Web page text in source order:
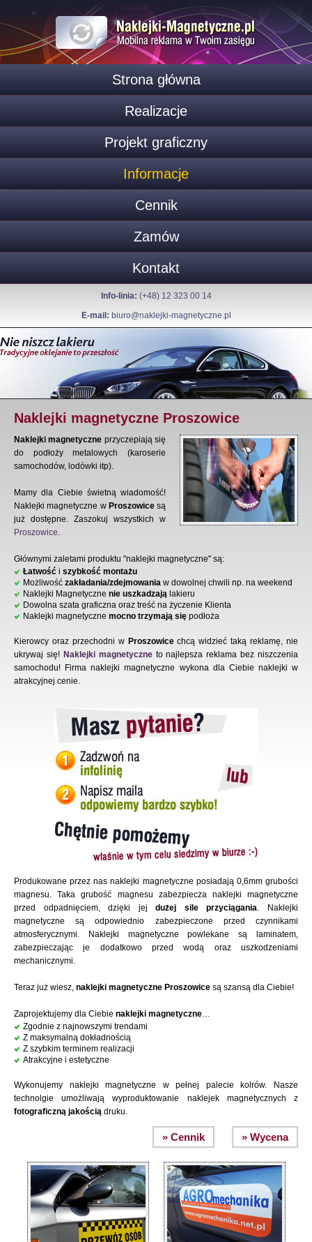
Strona główna
Realizacje
Projekt graficzny
Informacje
Cennik
Zamów
Kontakt
Info-linia: (+48) 12 323 00 14
E-mail: biuro@naklejki-magnetyczne.pl
Naklejki magnetyczne Proszowice
Naklejki magnetyczne przyczepiają się
do podłoży metalowych (karoserie
samochodów, lodówki itp).
Mamy dla Ciebie świetną wiadomość!
Naklejki magnetyczne w Proszowicesą
już dostępne. Zaszokuj wszystkich w
Proszowice.
Głównymi zaletami produktu "naklejki magnetyczne" są:
Łatwość i szybkość montażu
Możliwość zakładania/zdejmowania w dowolnej chwili np. na weekend
Naklejki Magnetyczne nie uszkadzają lakieru
Dowolna szata graficzna oraz treść na życzenie Klienta
Naklejki magnetyczne mocno trzymają się podłoża
Kierowcy oraz przechodni w Proszowicechcą widzieć taką reklamę, nie
ukrywaj się! Naklejki magnetyczneto najlepsza reklama bez niszczenia
samochodu! Firma naklejki magnetyczne wykona dla Ciebie naklejki w
atrakcyjnej cenie.
Produkowane przez nas naklejki magnetyczne posiadają 0,6mm grubości
magnesu. Taka grubość magnesu zabezpiecza naklejki magnetyczne
przed odpadnięciem, dzięki jejdużej sile przyciągania. Naklejki
magnetyczne są odpowiednio zabezpieczone przed czynnikami
atmosferycznymi. Naklejki magnetyczne powlekane są laminatem,
zabezpieczając je dodatkowo przed wodą oraz uszkodzeniami
mechanicznymi.
Teraz już wiesz, naklejki magnetyczne Proszowice są szansą dla Ciebie!
Zaprojektujemy dla Ciebie naklejki magnetyczne…
Zgodnie z najnowszymi trendami
Z maksymalną dokładnością
Z szybkim terminem realizacji
Atrakcyjne i estetyczne
Wykonujemy naklejki magnetyczne w pełnej palecie kolrów. Nasze
technolgie umożliwają wyproduktowanie naklejek magnetycznych z
fotograficzną jakością druku.
» Wycena
» Cennik